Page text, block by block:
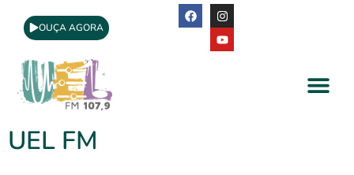
OUÇA AGORA
UEL FM